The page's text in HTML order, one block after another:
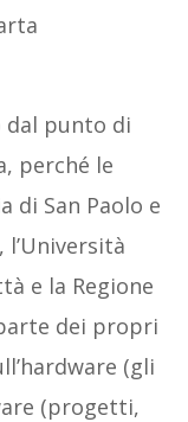
dal punto di
perché le
di San Paolo e
e la Regione
dei propri
(gli
(progetti,